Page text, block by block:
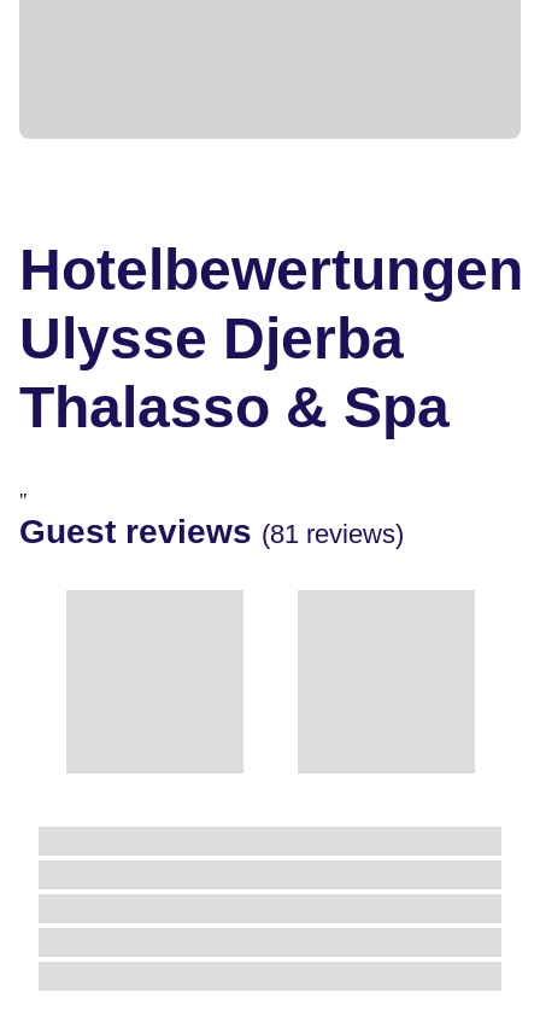
Hotelbewertungen
Ulysse Djerba
Thalasso & Spa
"
Guest reviews (81 reviews)